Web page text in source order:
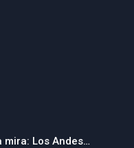
mira: Los Andes…